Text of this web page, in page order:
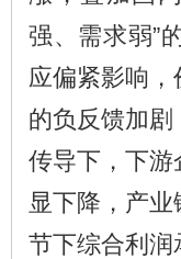
强、需求弱”
应偏紧影响
的负反馈加
传导下，下
显下降，产
节下综合利